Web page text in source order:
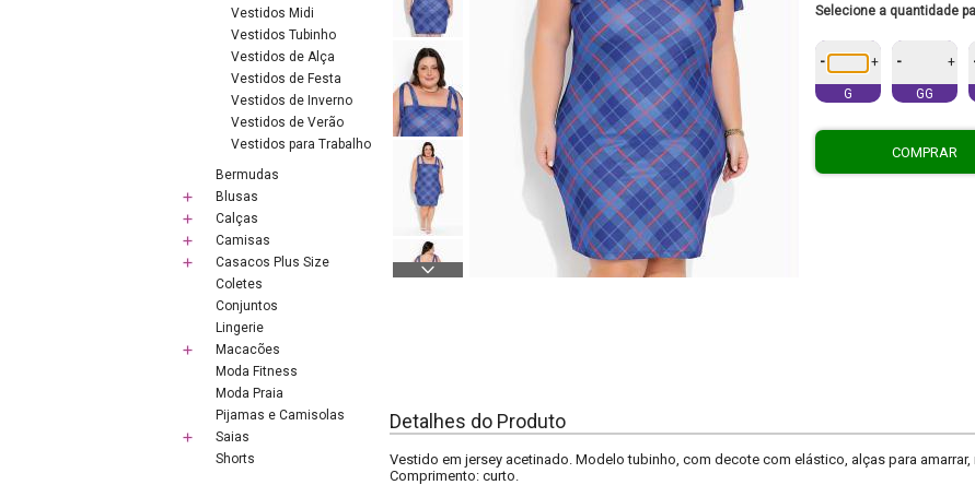
Vestidos Midi
Vestidos Tubinho
Vestidos de Alça
Vestidos de Festa
Vestidos de Inverno
Vestidos de Verão
Vestidos para Trabalho
Bermudas
Blusas
Calças
Camisas
Casacos Plus Size
Coletes
Conjuntos
Lingerie
Macacões
Moda Fitness
Moda Praia
Pijamas e Camisolas
Saias
Shorts
Selecione a quantidade
- +
G
- +
GG
COMPRAR
Detalhes do Produto
Vestido em jersey acetinado. Modelo tubinho, com decote com elástico, alças para
Comprimento: curto.